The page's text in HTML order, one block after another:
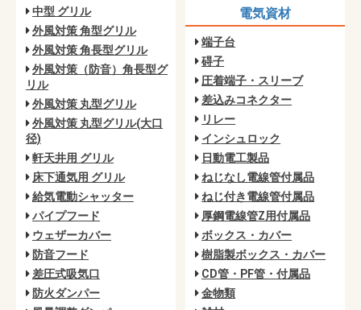
中型 グリル
外風対策 角型グリル
外風対策 角長型グリル
外風対策（防音）角長型グ
リル
外風対策 丸型グリル
外風対策 丸型グリル(大口
径)
軒天井用 グリル
床下通気用 グリル
給気電動シャッター
パイプフード
ウェザーカバー
防音フード
差圧式吸気口
防火ダンパー
電気資材
端子台
碍子
圧着端子・スリーブ
差込みコネクター
リレー
インシュロック
日動電工製品
ねじなし電線管付属品
ねじ付き電線管付属品
厚鋼電線管Z用付属品
ボックス・カバー
樹脂製ボックス・カバー
CD管・PF管・付属品
金物類